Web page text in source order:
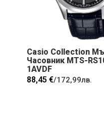
Casio Collection
Часовник MTS-
1AVDF
88,45 €/172,99лв.